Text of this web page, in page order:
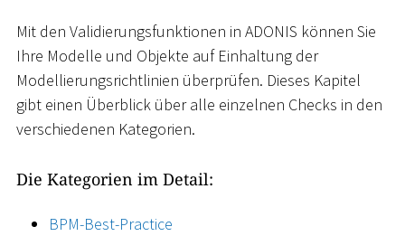
Mit den Validierungsfunktionen in ADONIS können Sie
Ihre Modelle und Objekte auf Einhaltung der
Modellierungsrichtlinien überprüfen. Dieses Kapitel
gibt einen Überblick über alle einzelnen Checks in den
verschiedenen Kategorien.
Die Kategorien im Detail:
BPM-Best-Practice